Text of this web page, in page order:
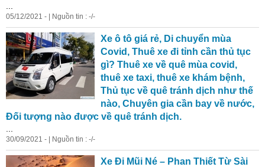
05/12/2021 - | Nguồn tin : -/-
Xe ô tô giá rẻ, Di chuyển mùa
Covid, Thuê xe đi tỉnh cần thủ tục
gì? Thuê xe về quê mùa covid,
thuê xe taxi, thuê xe khám bệnh,
Thủ tục về quê tránh dịch như thế
nào, Chuyên gia cần bay về nước,
Đối tượng nào được về quê tránh dịch.
30/09/2021 - | Nguồn tin : -/-
Xe Đi Mũi Né – Phan Thiết Từ Sài